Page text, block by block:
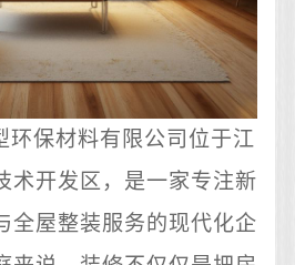
环保材料有限公司位于江
术开发区，是一家专注新
全屋整装服务的现代化企